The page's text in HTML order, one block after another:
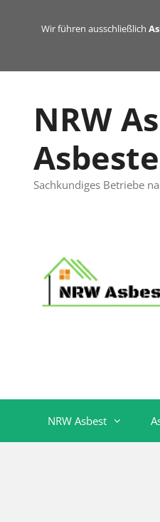
Wir führen ausschließlich
NRW
Sachkundiges Betriebe
NRW Asbest